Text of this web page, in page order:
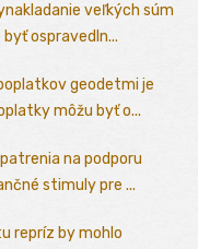
veľkých súm
ospravedln...
geodetmi je
môžu byť o...
na podporu
stimuly pre ...
repríz by mohlo